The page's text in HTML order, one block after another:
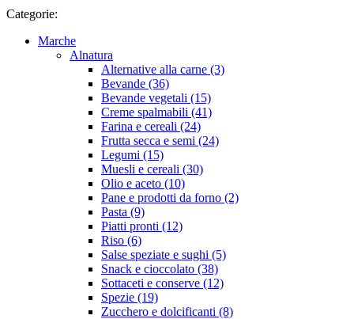
Categorie:
Marche
Alnatura
Alternative alla carne (3)
Bevande (36)
Bevande vegetali (15)
Creme spalmabili (41)
Farina e cereali (24)
Frutta secca e semi (24)
Legumi (15)
Muesli e cereali (30)
Olio e aceto (10)
Pane e prodotti da forno (2)
Pasta (9)
Piatti pronti (12)
Riso (6)
Salse speziate e sughi (5)
Snack e cioccolato (38)
Sottaceti e conserve (12)
Spezie (19)
Zucchero e dolcificanti (8)